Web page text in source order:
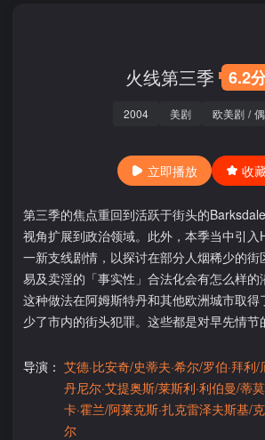
火线第三季 6.2
2004 美剧 欧美剧 /
立即播放 收
第三季的焦点重回到活跃于街头的
视角扩展到政治领域。此外，本季当中引
一新支线剧情，以探讨在部分人烟稀少的街
易及卖淫的「事实性」合法化会有怎么样的
这种做法在阿姆斯特丹和其他欧洲城市取得
少了市内的街头犯罪。这些都是对早先情节
导演： 艾德·比安奇/史蒂夫·希尔/罗伯·拜利/
丹尼尔·艾提奥斯/莱斯利·利伯曼/蒂
卡·霍兰/阿莱克斯·扎克雷泽夫斯基/
尔